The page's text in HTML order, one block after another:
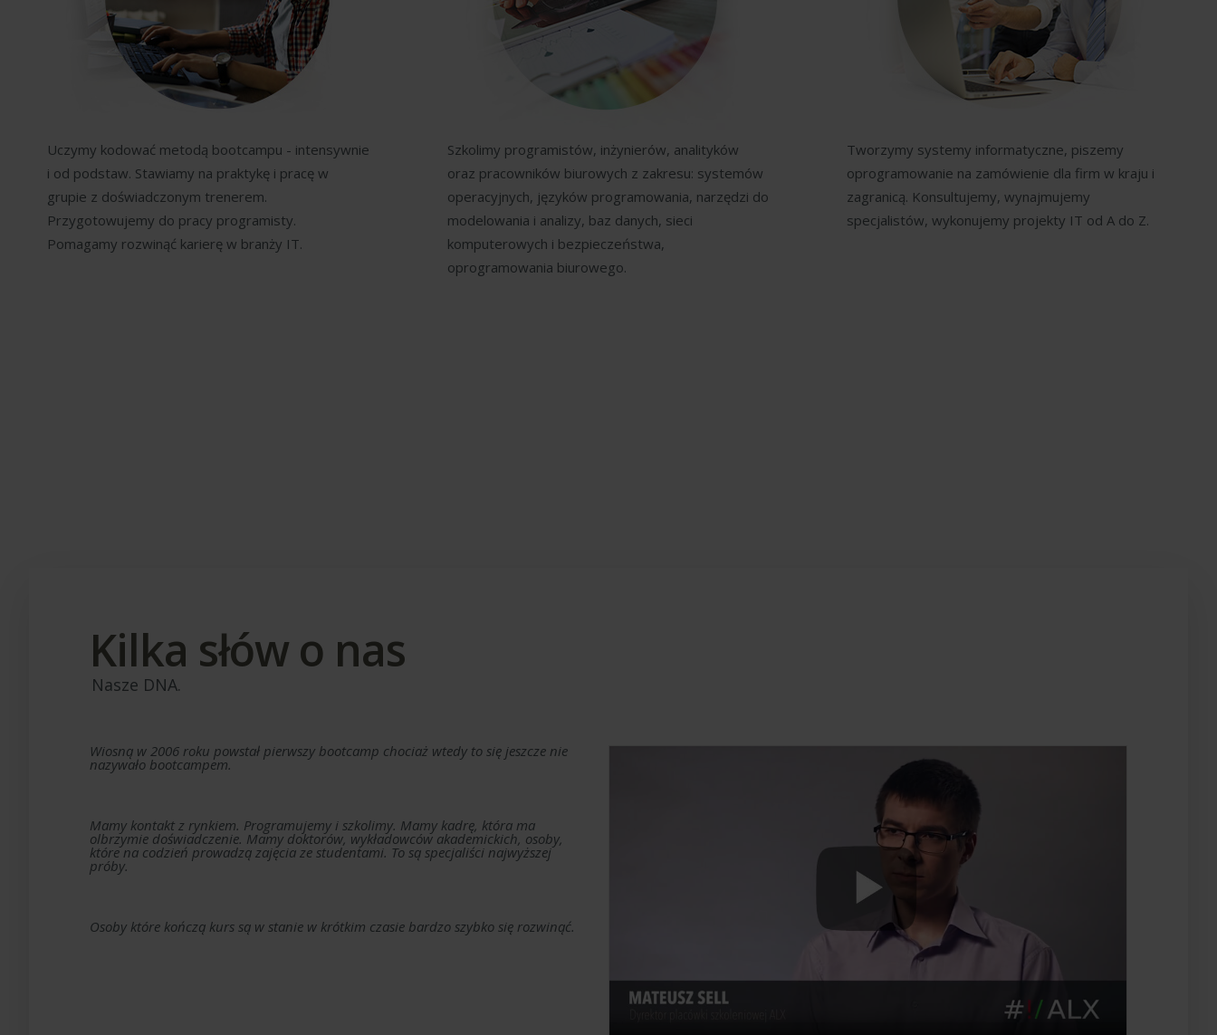
Uczymy kodować metodą bootcampu - intensywnie
i od podstaw. Stawiamy na praktykę i pracę w
grupie z doświadczonym trenerem.
Przygotowujemy do pracy programisty.
Pomagamy rozwinąć karierę w branży IT.
Szkolimy programistów, inżynierów, analityków
oraz pracowników biurowych z zakresu: systemów
operacyjnych, języków programowania, narzędzi do
modelowania i analizy, baz danych, sieci
komputerowych i bezpieczeństwa,
oprogramowania biurowego.
Tworzymy systemy informatyczne, piszemy
oprogramowanie na zamówienie dla firm w kraju i
zagranicą. Konsultujemy, wynajmujemy
specjalistów, wykonujemy projekty IT od A do Z.
Kilka słów o nas
Nasze DNA.
Wiosną w 2006 roku powstał pierwszy bootcamp chociaż wtedy to się jeszcze nie
nazywało bootcampem.
Mamy kontakt z rynkiem. Programujemy i szkolimy. Mamy kadrę, która ma
olbrzymie doświadczenie. Mamy doktorów, wykładowców akademickich, osoby,
które na codzień prowadzą zajęcia ze studentami. To są specjaliści najwyższej
próby.
Osoby które kończą kurs są w stanie w krótkim czasie bardzo szybko się rozwinąć.